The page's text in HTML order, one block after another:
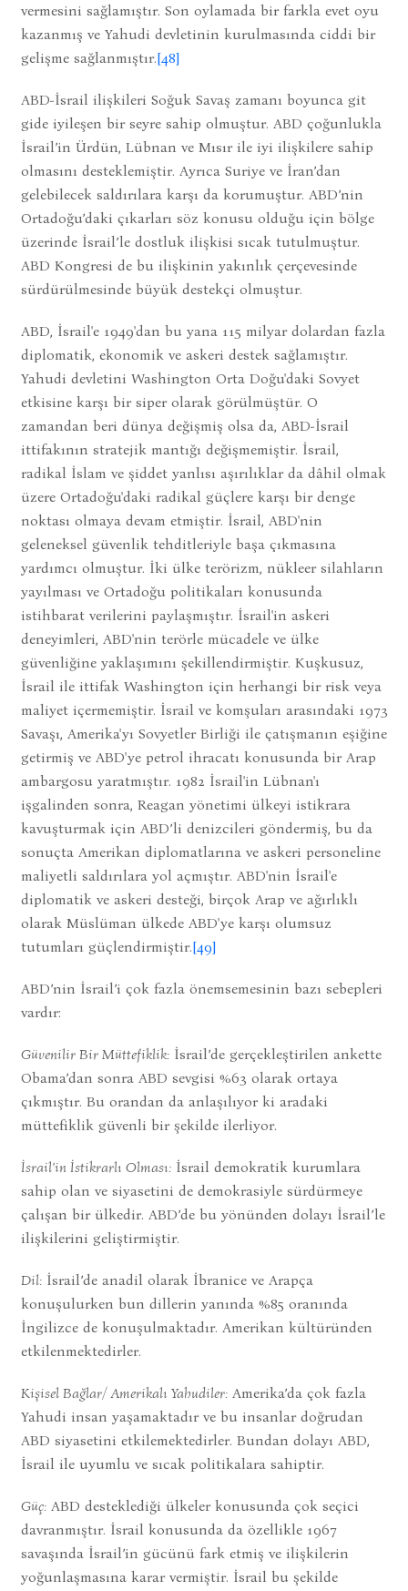
vermesini sağlamıştır. Son oylamada bir farkla evet oyu
kazanmış ve Yahudi devletinin kurulmasında ciddi bir
gelişme sağlanmıştır.[48]
ABD-İsrail ilişkileri Soğuk Savaş zamanı boyunca git
gide iyileşen bir seyre sahip olmuştur. ABD çoğunlukla
İsrail’in Ürdün, Lübnan ve Mısır ile iyi ilişkilere sahip
olmasını desteklemiştir. Ayrıca Suriye ve İran’dan
gelebilecek saldırılara karşı da korumuştur. ABD’nin
Ortadoğu’daki çıkarları söz konusu olduğu için bölge
üzerinde İsrail’le dostluk ilişkisi sıcak tutulmuştur.
ABD Kongresi de bu ilişkinin yakınlık çerçevesinde
sürdürülmesinde büyük destekçi olmuştur.
ABD, İsrail'e 1949'dan bu yana 115 milyar dolardan fazla
diplomatik, ekonomik ve askeri destek sağlamıştır.
Yahudi devletini Washington Orta Doğu'daki Sovyet
etkisine karşı bir siper olarak görülmüştür. O
zamandan beri dünya değişmiş olsa da, ABD-İsrail
ittifakının stratejik mantığı değişmemiştir. İsrail,
radikal İslam ve şiddet yanlısı aşırılıklar da dâhil olmak
üzere Ortadoğu'daki radikal güçlere karşı bir denge
noktası olmaya devam etmiştir. İsrail, ABD'nin
geleneksel güvenlik tehditleriyle başa çıkmasına
yardımcı olmuştur. İki ülke terörizm, nükleer silahların
yayılması ve Ortadoğu politikaları konusunda
istihbarat verilerini paylaşmıştır. İsrail'in askeri
deneyimleri, ABD'nin terörle mücadele ve ülke
güvenliğine yaklaşımını şekillendirmiştir. Kuşkusuz,
İsrail ile ittifak Washington için herhangi bir risk veya
maliyet içermemiştir. İsrail ve komşuları arasındaki 1973
Savaşı, Amerika'yı Sovyetler Birliği ile çatışmanın eşiğine
getirmiş ve ABD'ye petrol ihracatı konusunda bir Arap
ambargosu yaratmıştır. 1982 İsrail'in Lübnan'ı
işgalinden sonra, Reagan yönetimi ülkeyi istikrara
kavuşturmak için ABD’li denizcileri göndermiş, bu da
sonuçta Amerikan diplomatlarına ve askeri personeline
maliyetli saldırılara yol açmıştır. ABD'nin İsrail'e
diplomatik ve askeri desteği, birçok Arap ve ağırlıklı
olarak Müslüman ülkede ABD'ye karşı olumsuz
tutumları güçlendirmiştir.[49]
ABD’nin İsrail’i çok fazla önemsemesinin bazı sebepleri
vardır:
Güvenilir Bir Müttefiklik:İsrail’de gerçekleştirilen ankette
Obama’dan sonra ABD sevgisi %63 olarak ortaya
çıkmıştır. Bu orandan da anlaşılıyor ki aradaki
müttefiklik güvenli bir şekilde ilerliyor.
İsrail’in İstikrarlı Olması:İsrail demokratik kurumlara
sahip olan ve siyasetini de demokrasiyle sürdürmeye
çalışan bir ülkedir. ABD’de bu yönünden dolayı İsrail’le
ilişkilerini geliştirmiştir.
Dil:İsrail’de anadil olarak İbranice ve Arapça
konuşulurken bun dillerin yanında %85 oranında
İngilizce de konuşulmaktadır. Amerikan kültüründen
etkilenmektedirler.
Kişisel Bağlar/ Amerikalı Yahudiler:Amerika’da çok fazla
Yahudi insan yaşamaktadır ve bu insanlar doğrudan
ABD siyasetini etkilemektedirler. Bundan dolayı ABD,
İsrail ile uyumlu ve sıcak politikalara sahiptir.
Güç:ABD desteklediği ülkeler konusunda çok seçici
davranmıştır. İsrail konusunda da özellikle 1967
savaşında İsrail’in gücünü fark etmiş ve ilişkilerin
yoğunlaşmasına karar vermiştir. İsrail bu şekilde